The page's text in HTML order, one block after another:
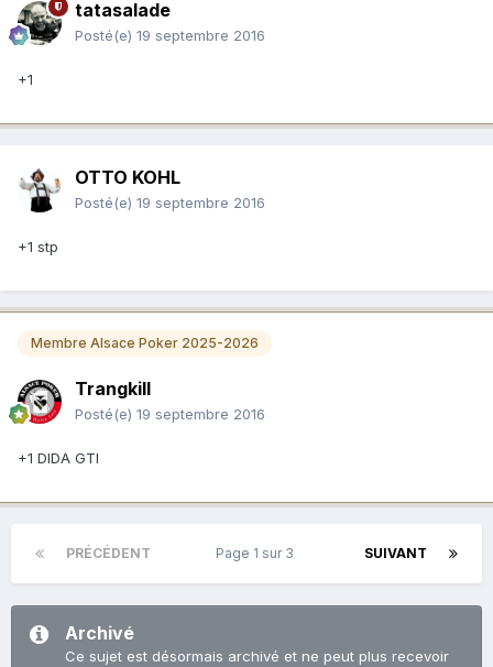
tatasalade
Posté(e) 19 septembre 2016
+1
OTTO KOHL
Posté(e) 19 septembre 2016
+1 stp
Membre Alsace Poker 2025-2026
Trangkill
Posté(e) 19 septembre 2016
+1 DIDA GTI
PRÉCÉDENT SUIVANT
Page 1 sur 3
Archivé
Ce sujet est désormais archivé et ne peut plus recevoir